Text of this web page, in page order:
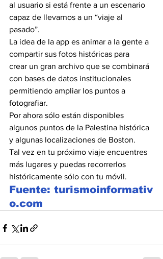
al usuario si está frente a un escenario
capaz de llevarnos a un “viaje al
pasado”.
La idea de la app es animar a la gente a
compartir sus fotos históricas para
crear un gran archivo que se combinará
con bases de datos institucionales
permitiendo ampliar los puntos a
fotografiar.
Por ahora sólo están disponibles
algunos puntos de la Palestina histórica
y algunas localizaciones de Boston.
Tal vez en tu próximo viaje encuentres
más lugares y puedas recorrerlos
históricamente sólo con tu móvil.
Fuente: turismoinformativ
o.com